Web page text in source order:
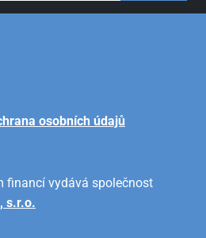
osobních údajů
financí vydává společnost
s.r.o.